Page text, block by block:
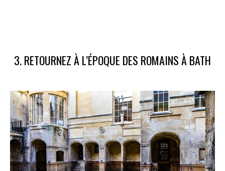
3. RETOURNEZ À L’ÉPOQUE DES ROMAINS À BATH